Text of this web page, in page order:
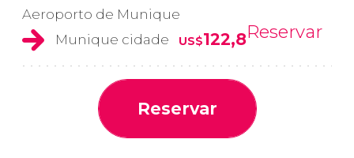
Aeroporto de Munique
Munique cidade
US$122,8Reservar
Reservar